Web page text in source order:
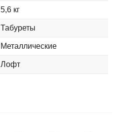
5,6 кг
Табуреты
Металлические
Лофт